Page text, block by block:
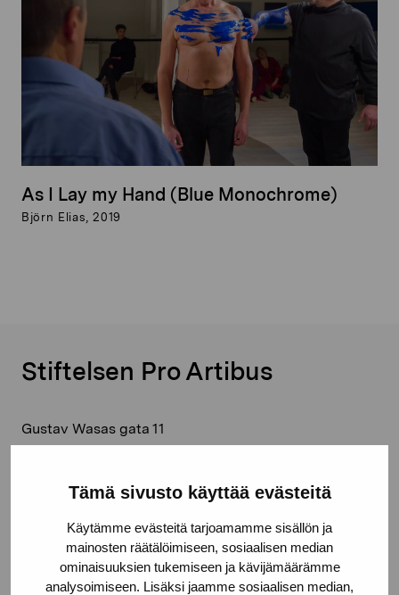
Tämä sivusto käyttää evästeitä
Käytämme evästeitä tarjoamamme sisällön ja
mainosten räätälöimiseen, sosiaalisen median
ominaisuuksien tukemiseen ja kävijämäärämme
analysoimiseen. Lisäksi jaamme sosiaalisen median,
As I Lay my Hand (Blue Monochrome)
Björn Elias, 2019
Stiftelsen Pro Artibus
Gustav Wasas gata 11
+358 (0)50 371 6339